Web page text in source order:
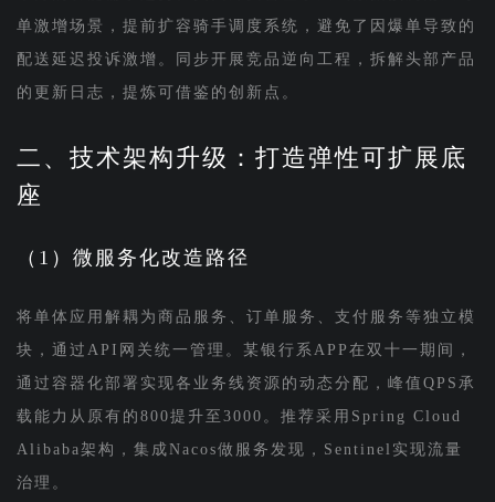
单激增场景，提前扩容骑手调度系统，避免了因爆单导致的
配送延迟投诉激增。同步开展竞品逆向工程，拆解头部产品
的更新日志，提炼可借鉴的创新点。
二、技术架构升级：打造弹性可扩展底
座
（1）微服务化改造路径
将单体应用解耦为商品服务、订单服务、支付服务等独立模
块，通过API网关统一管理。某银行系APP在双十一期间，
通过容器化部署实现各业务线资源的动态分配，峰值QPS承
载能力从原有的800提升至3000。推荐采用Spring Cloud
Alibaba架构，集成Nacos做服务发现，Sentinel实现流量
治理。